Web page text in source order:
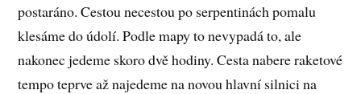
postaráno. Cestou necestou po serpentinách pomalu
klesáme do údolí. Podle mapy to nevypadá to, ale
nakonec jedeme skoro dvě hodiny. Cesta nabere raketové
tempo teprve až najedeme na novou hlavní silnici na